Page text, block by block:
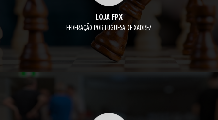
LOJA FPX
FEDERAÇÃO PORTUGUESA DE XADREZ